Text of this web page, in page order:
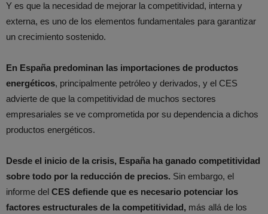
Y es que la necesidad de mejorar la competitividad, interna y
externa, es uno de los elementos fundamentales para garantizar
un crecimiento sostenido.
En España predominan las importaciones de productos
energéticos, principalmente petróleo y derivados, y el CES
advierte de que la competitividad de muchos sectores
empresariales se ve comprometida por su dependencia a dichos
productos energéticos.
Desde el inicio de la crisis, España ha ganado competitividad
sobre todo por la reducción de precios. Sin embargo, el
informe del CES defiende que es necesario potenciar los
factores estructurales de la competitividad, más allá de los